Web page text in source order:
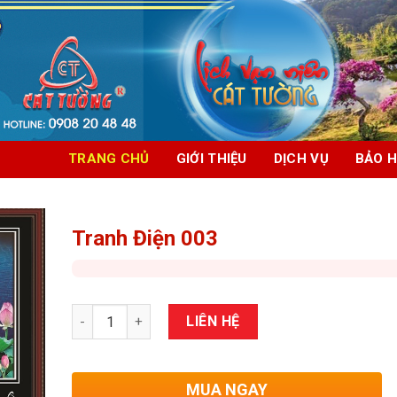
TRANG CHỦ GIỚI THIỆU DỊCH VỤ BẢO
Tranh Điện 003
Số lượng LIÊN HỆ
MUA NGAY